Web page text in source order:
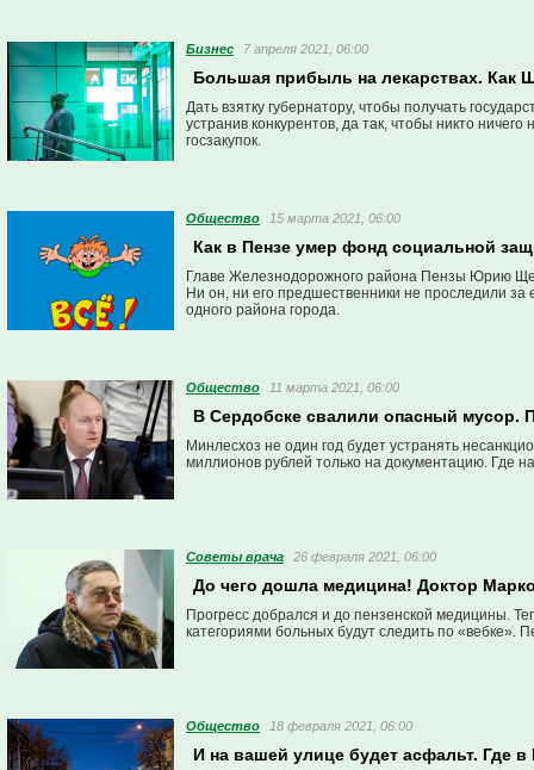
Бизнес 7 апреля 2021, 06:00
Большая прибыль на лекарствах. Как
Дать взятку губернатору, чтобы получать
устранив конкурентов, да так, чтобы никто
госзакупок.
Общество 15 марта 2021, 06:00
Как в Пензе умер фонд социальной
Главе Железнодорожного района Пензы Юрию
Ни он, ни его предшественники не проследили
одного района города.
Общество 11 марта 2021, 06:00
В Сердобске свалили опасный мусор.
Минлесхоз не один год будет устранять
миллионов рублей только на документацию. Где
Советы врача 26 февраля 2021, 06:00
До чего дошла медицина! Доктор
Прогресс добрался и до пензенской медицины.
категориями больных будут следить по «вебке».
Общество 18 февраля 2021, 06:00
И на вашей улице будет асфальт. Где